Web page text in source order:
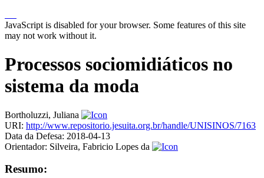
JavaScript is disabled for your browser. Some features of this site
may not work without it.
Processos sociomidiáticos no
sistema da moda
Bortholuzzi, Juliana
URI: http://www.repositorio.jesuita.org.br/handle/UNISINOS/7163
Data da Defesa: 2018-04-13
Orientador: Silveira, Fabricio Lopes da
Resumo: